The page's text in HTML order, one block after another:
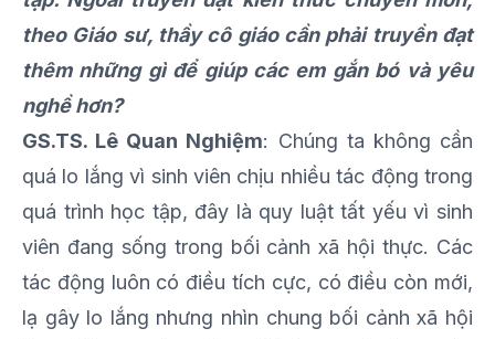
theo Giáo sư, thầy cô giáo cần phải truyền đạt
thêm những gì để giúp các em gắn bó và yêu
nghề hơn?
GS.TS. Lê Quan Nghiệm: Chúng ta không cần
quá lo lắng vì sinh viên chịu nhiều tác động trong
quá trình học tập, đây là quy luật tất yếu vì sinh
viên đang sống trong bối cảnh xã hội thực. Các
tác động luôn có điều tích cực, có điều còn mới,
lạ gây lo lắng nhưng nhìn chung bối cảnh xã hội